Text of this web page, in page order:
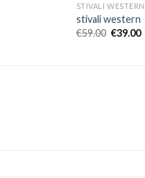
STIVALI WESTERN
stivali western
€59.00 €39.00